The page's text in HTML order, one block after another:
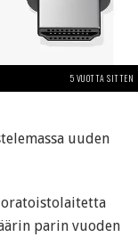
5 VUOTTA SITTEN
uuden
parin vuoden